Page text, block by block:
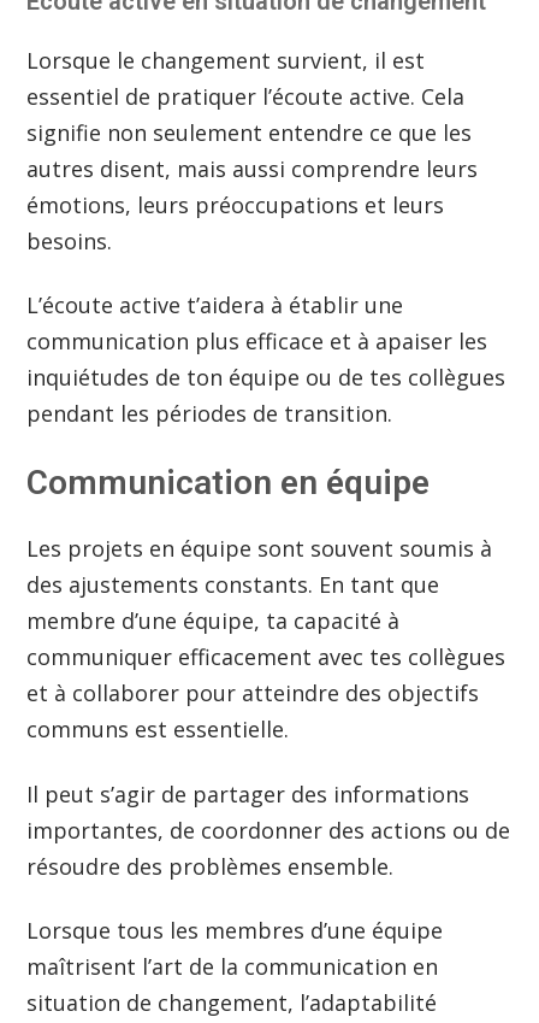
Lorsque le changement survient, il est
essentiel de pratiquer l’écoute active. Cela
signifie non seulement entendre ce que les
autres disent, mais aussi comprendre leurs
émotions, leurs préoccupations et leurs
besoins.
L’écoute active t’aidera à établir une
communication plus efficace et à apaiser les
inquiétudes de ton équipe ou de tes collègues
pendant les périodes de transition.
Communication en équipe
Les projets en équipe sont souvent soumis à
des ajustements constants. En tant que
membre d’une équipe, ta capacité à
communiquer efficacement avec tes collègues
et à collaborer pour atteindre des objectifs
communs est essentielle.
Il peut s’agir de partager des informations
importantes, de coordonner des actions ou de
résoudre des problèmes ensemble.
Lorsque tous les membres d’une équipe
maîtrisent l’art de la communication en
situation de changement, l’adaptabilité